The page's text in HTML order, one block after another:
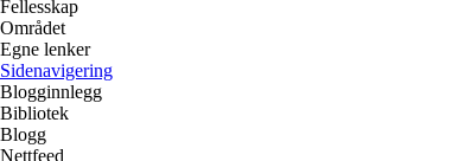
Fellesskap
Området
Egne lenker
Sidenavigering
Blogginnlegg
Bibliotek
Blogg
Nettfeed